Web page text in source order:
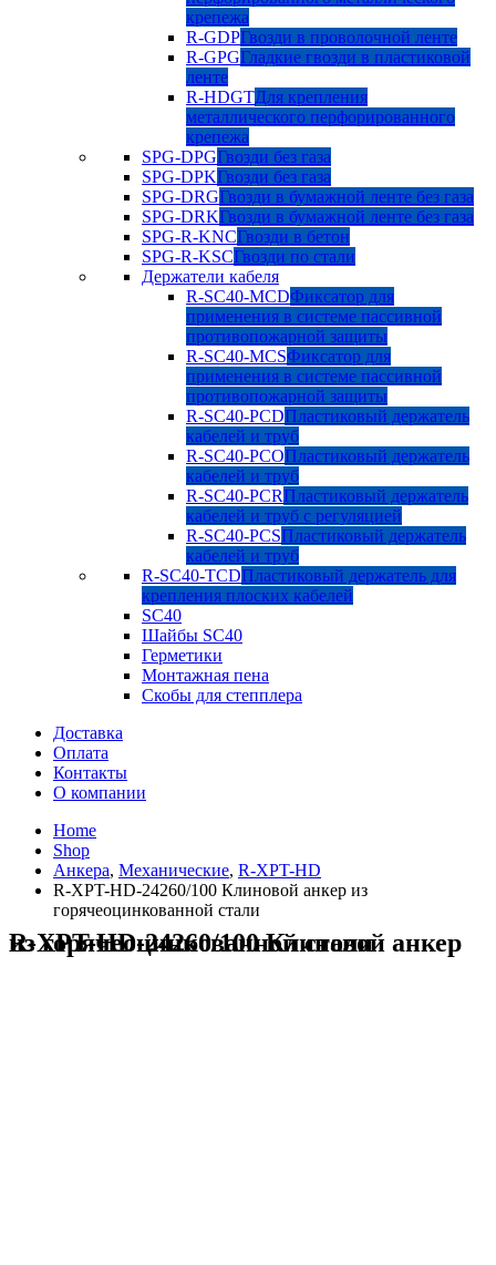
крепежа
R-GDPГвозди в проволочной ленте
R-GPGГладкие гвозди в пластиковой
ленте
R-HDGTДля крепления
металлического перфорированного
крепежа
SPG-DPGГвозди без газа
SPG-DPKГвозди без газа
SPG-DRGГвозди в бумажной ленте без газа
SPG-DRKГвозди в бумажной ленте без газа
SPG-R-KNCГвозди в бетон
SPG-R-KSCГвозди по стали
Держатели кабеля
R-SC40-MCDФиксатор для
применения в системе пассивной
противопожарной защиты
R-SC40-MCSФиксатор для
применения в системе пассивной
противопожарной защиты
R-SC40-PCDПластиковый держатель
кабелей и труб
R-SC40-PCOПластиковый держатель
кабелей и труб
R-SC40-PCRПластиковый держатель
кабелей и труб с регуляцией
R-SC40-PCSПластиковый держатель
кабелей и труб
R-SC40-TCDПластиковый держатель для
крепления плоских кабелей
SC40
Шайбы SC40
Герметики
Монтажная пена
Скобы для степплера
Доставка
Оплата
Контакты
О компании
Home
Shop
Анкера, Механические, R-XPT-HD
R-XPT-HD-24260/100 Клиновой анкер из
горячеоцинкованной стали
R-XPT-HD-24260/100 Клиновой анкер из горячеоцинкованной стали